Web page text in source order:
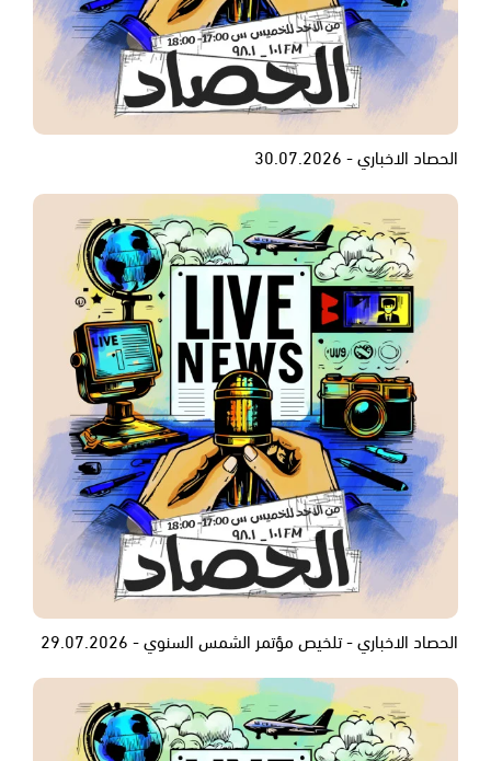
الحصاد الاخباري - 30.07.2026
الحصاد الاخباري - تلخيص مؤتمر الشمس السنوي - 29.07.2026